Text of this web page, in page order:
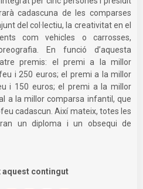
cadascuna de les comparses
del col·lectiu, la creativitat en el
com vehicles o carrosses,
En funció d’aquesta
premis: el premi a la millor
i 250 euros; el premi a la millor
i 150 euros; el premi a la millor
a la millor comparsa infantil, que
cadascun. Així mateix, totes les
un diploma i un obsequi de
aquest contingut